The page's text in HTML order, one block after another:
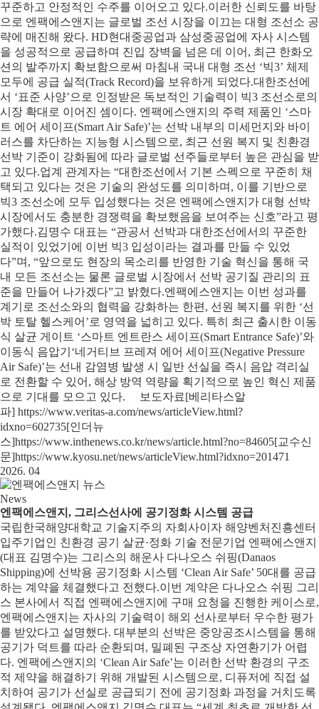
꾸준하고 안정적인 수주를 이어오고 있다.이러한 신뢰도를 바탕
으로 엔팩에스앤지는 글로벌 조선 시장을 이끄는 대형 조선소 공
략에 매진해 왔다. HD현대중공업과 삼성중공업에 자사 시스템
을 성공적으로 공급하며 진입 장벽을 넘은 데 이어, 최근 한화오
션의 발주까지 확보함으로써 마침내 국내 대형 조선 ‘빅3’ 체제
모두에 공급 실적(Track Record)을 보유하게 되었다.대한조선에
서 ‘표준 사양’으로 인정받은 독보적인 기술력이 빅3 조선소로의
시장 확대로 이어진 셈이다. 엔팩에스앤지의 주력 제품인 ‘스마
트 에어 세이프(Smart Air Safe)’는 선박 내부의 미세먼지와 바이
러스를 차단하는 지능형 시스템으로, 최근 선원 복지 및 친환경
선박 기준이 강화됨에 따라 글로벌 선주들로부터 높은 관심을 받
고 있다.업계 관계자는 “대한조선에서 기본 스펙으로 꾸준히 채
택되고 있다는 것은 기술의 완성도를 의미하며, 이를 기반으로
빅3 조선소에 모두 입성했다는 것은 엔팩에스앤지가 대형 선박
시장에서도 충분한 경쟁력을 확보했음을 보여주는 신호”라고 평
가했다.김명수 대표는 “관공서 선박과 대한조선에서의 꾸준한
실적이 있었기에 이번 빅3 입성이라는 결과를 만들 수 있었
다”며, “앞으로도 현장의 목소리를 반영한 기술 혁신을 통해 국
내 모든 조선소는 물론 글로벌 시장에서 선박 공기질 관리의 표
준을 만들어 나가겠다”고 밝혔다.엔팩에스앤지는 이번 성과를
계기로 조선소와의 협력을 강화하는 한편, 선원 복지를 위한 ‘선
박 토탈 헬스케어’로 영역을 넓히고 있다. 특히 최근 출시한 이동
식 살균 게이트 ‘스마트 엔트란스 세이프(Smart Entrance Safe)’와
이동식 음압기‘네거티브 프레져 에어 세이프(Negative Pressure
Air Safe)’는 선내 감염병 발생 시 일반 선실을 즉시 음압 격리실
로 전환할 수 있어, 해상 방역 역량을 획기적으로 높인 혁신 제품
으로 기대를 모으고 있다. 보도자료[베리타스알
파] https://www.veritas-a.com/news/articleView.html?
idxno=602735[인더뉴
스]https://www.inthenews.co.kr/news/article.html?no=84605[교수신
문]https://www.kyosu.net/news/articleView.html?idxno=201471
2026. 04
News
엔팩에스앤지, 그리스선사에 공기정화 시스템 공급
국립한국해양대학교 기술지주의 자회사이자 해양벤처진흥센터
입주기업인 친환경 공기 살균·정화 기술 전문기업 엔팩에스앤지
(대표 김명수)는 그리스의 해운사 다나오스 쉬핑(Danaos
Shipping)에 선박용 공기정화 시스템 ‘Clean Air Safe’ 50대를 공급
하는 계약을 체결했다고 전했다.이번 계약은 다나오스 쉬핑 그리
스 본사에서 직접 엔팩에스앤지에 구매 요청을 진행한 케이스로,
엔팩에스앤지는 자사의 기술력이 해외 선사로부터 우수한 평가
를 받았다고 설명했다. 대부분의 선박은 중앙공조시스템을 통해
공기가 덕트를 따라 순환되며, 밀폐된 구조상 자연환기가 어렵
다. 엔팩에스앤지의 ‘Clean Air Safe’는 이러한 선박 환경의 구조
적 제약을 해결하기 위해 개발된 시스템으로, 디퓨저에 직접 설
치하여 공기가 선실로 공급되기 전에 공기정화 과정을 거치도록